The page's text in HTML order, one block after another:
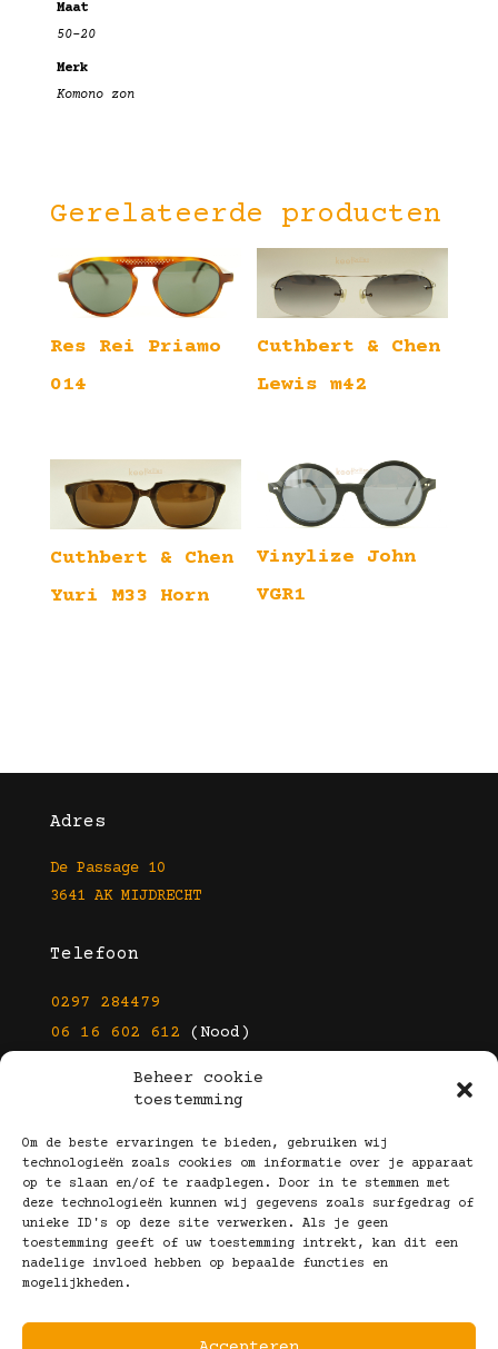
Beheer cookie
toestemming
Om de beste ervaringen te bieden, gebruiken wij
technologieën zoals cookies om informatie over je apparaat
op te slaan en/of te raadplegen. Door in te stemmen met
deze technologieën kunnen wij gegevens zoals surfgedrag of
unieke ID's op deze site verwerken. Als je geen
toestemming geeft of uw toestemming intrekt, kan dit een
nadelige invloed hebben op bepaalde functies en
mogelijkheden.
Maat
50-20
Merk
Komono zon
Gerelateerde producten
Res Rei Priamo
014
Cuthbert & Chen
Lewis m42
Cuthbert & Chen
Yuri M33 Horn
Vinylize John
VGR1
Adres
De Passage 10
3641 AK MIJDRECHT
Telefoon
0297 284479
06 16 602 612 (Nood)
info@kootbrillen.nl
Volg Ons!